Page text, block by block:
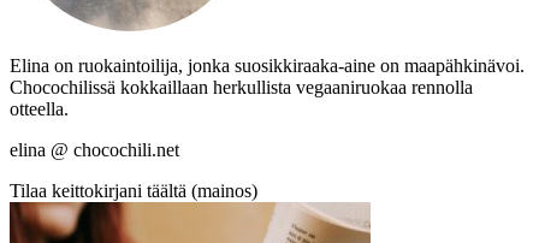
Elina on ruokaintoilija, jonka suosikkiraaka-aine on maapähkinävoi.
Chocochilissä kokkaillaan herkullista vegaaniruokaa rennolla
otteella.
elina @ chocochili.net
Tilaa keittokirjani täältä (mainos)